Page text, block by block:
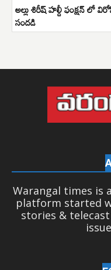
అల్లు శిరీష్ హల్దీ ఫంక్షన్ లో
సందడి
Warangal times is
platform started
stories &